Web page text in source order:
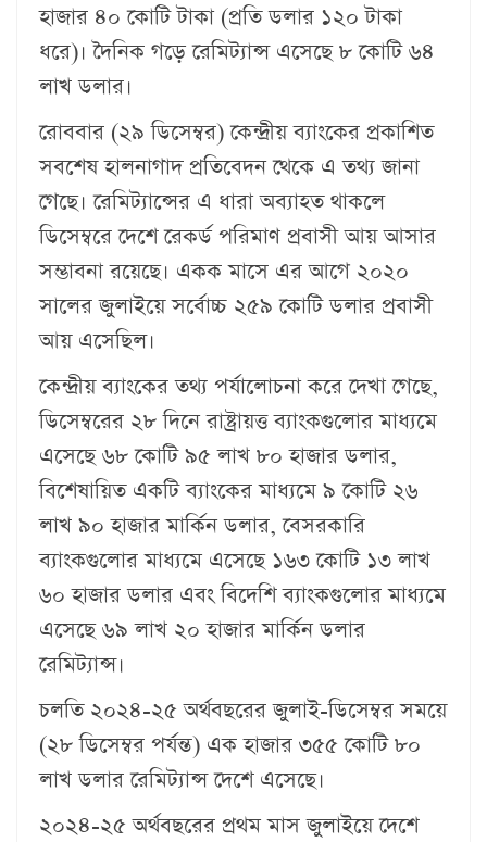
হাজার ৪০ কোটি টাকা (প্রতি ডলার ১২০ টাকা
ধরে)। দৈনিক গড়ে রেমিট্যান্স এসেছে ৮ কোটি ৬৪
লাখ ডলার।
রোববার (২৯ ডিসেম্বর) কেন্দ্রীয় ব্যাংকের প্রকাশিত
সবশেষ হালনাগাদ প্রতিবেদন থেকে এ তথ্য জানা
গেছে। রেমিট্যান্সের এ ধারা অব্যাহত থাকলে
ডিসেম্বরে দেশে রেকর্ড প‌রিমাণ প্রবাসী আয় আসার
সম্ভাবনা রয়েছে। একক মা‌সে এর আগে ২০২০
সালের জুলাইয়ে সর্বোচ্চ ২৫৯ কোটি ডলার প্রবাসী
আয় এসেছিল।
কেন্দ্রীয় ব্যাংকের তথ্য পর্যালোচনা করে দেখা গেছে,
ডিসেম্বরের ২৮ দিনে রাষ্ট্রায়ত্ত ব্যাংকগুলোর মাধ্যমে
এসেছে ৬৮ কোটি ৯৫ লাখ ৮০ হাজার ডলার,
বিশেষায়িত একটি ব্যাংকের মাধ্যমে ৯ কোটি ২৬
লাখ ৯০ হাজার মার্কিন ডলার, বেসরকারি
ব্যাংকগুলোর মাধ্যমে এসেছে ১৬৩ কোটি ১৩ লাখ
৬০ হাজার ডলার এবং বিদেশি ব্যাংকগুলোর মাধ্যমে
এসেছে ৬৯ লাখ ২০ হাজার মার্কিন ডলার
রেমিট্যান্স।
চলতি ২০২৪-২৫ অর্থবছরের জুলাই-ডি‌সেম্বর সময়ে
(২৮ ডিসেম্বর পর্যন্ত) এক হাজার ৩৫৫ কোটি ৮০
লাখ ডলার রেমিট্যান্স দেশে এসেছে।
২০২৪-২৫ অর্থবছরের প্রথম মাস জুলাইয়ে দেশে